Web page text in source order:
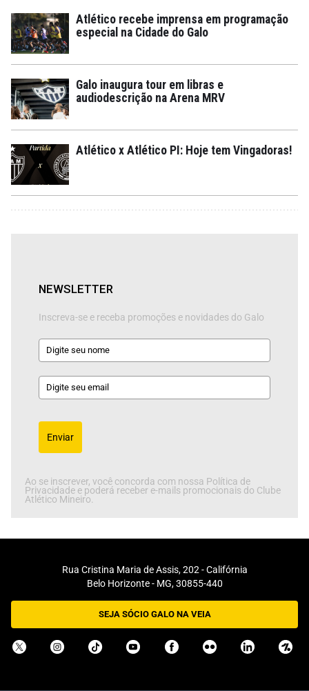
Atlético recebe imprensa em programação
especial na Cidade do Galo
Galo inaugura tour em libras e
audiodescrição na Arena MRV
Atlético x Atlético PI: Hoje tem Vingadoras!
NEWSLETTER
Inscreva-se e receba promoções e novidades do Galo
Enviar
Ao se inscrever, você concorda com nossa Política de
Privacidade e poderá receber e-mails promocionais do Clube
Atlético Mineiro.
Rua Cristina Maria de Assis, 202 - Califórnia
Belo Horizonte - MG, 30855-440
SEJA SÓCIO GALO NA VEIA